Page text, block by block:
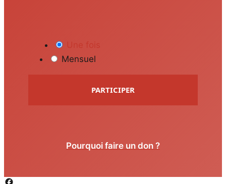
Mensuel
PARTICIPER
Pourquoi faire un don ?